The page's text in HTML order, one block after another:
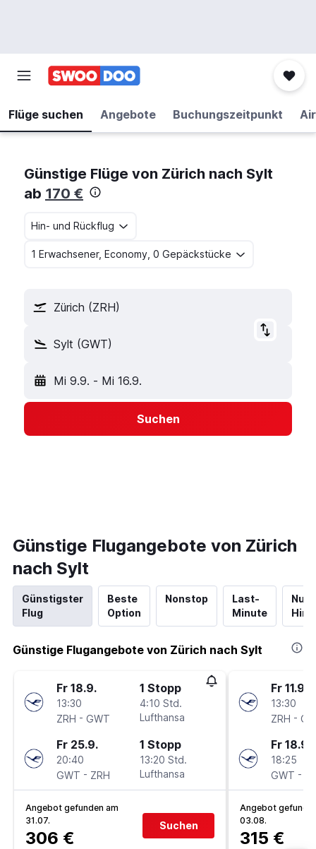
Flüge suchen Angebote Buchungszeitpunkt
Günstige Flüge von Zürich nach Sylt
ab 170 €
Hin- und Rückflug
1 Erwachsener, Economy, 0 Gepäckstücke
Zürich (ZRH)
Sylt (GWT)
Mi 9.9. - Mi 16.9.
Suchen
Günstige Flugangebote von Zürich
nach Sylt
Günstigster
Flug
Beste
Option
Nonstop
Last-
Minute
Nur
Günstige Flugangebote von Zürich nach Sylt
Fr 18.9.
13:30
ZRH - GWT
1 Stopp
4:10 Std.
Lufthansa
Fr 25.9.
20:40
GWT - ZRH
1 Stopp
13:20 Std.
Lufthansa
Angebot gefunden am
31.07.
306 €
Suchen
Fr 11.9.
13:30
ZRH -
Fr 18.9.
18:25
GWT -
Angebot
03.08.
315 €